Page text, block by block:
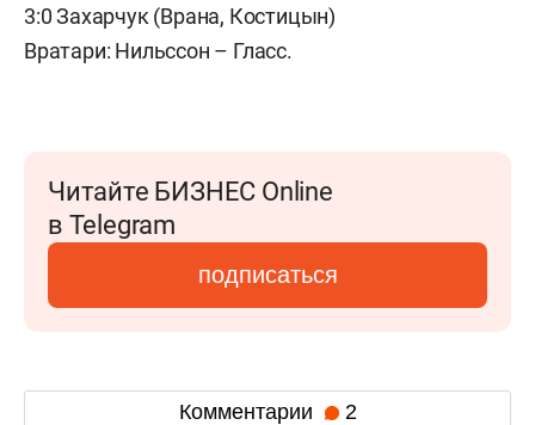
3:0 Захарчук (Врана, Костицын)
Вратари: Нильссон – Гласс.
Читайте БИЗНЕС Online
в Telegram
подписаться
Комментарии 2